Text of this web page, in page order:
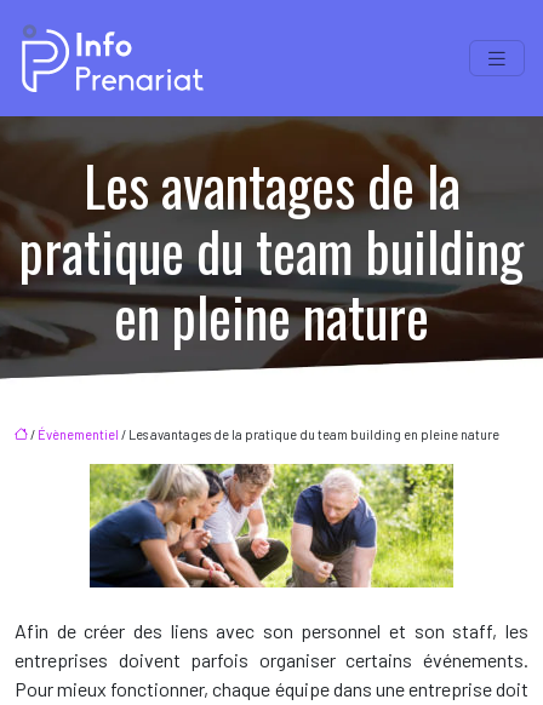
Les avantages de la
pratique du team building
en pleine nature
/ Évènementiel / Les avantages de la pratique du team building en pleine nature
Afin de créer des liens avec son personnel et son staff, les
entreprises doivent parfois organiser certains événements.
Pour mieux fonctionner, chaque équipe dans une entreprise doit